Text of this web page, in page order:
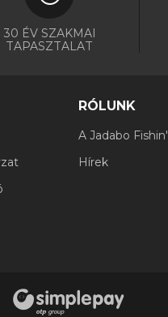
30 ÉV SZAKMAI
TAPASZTALAT
RÓLUNK
A Jadabo Fishin'
Hírek